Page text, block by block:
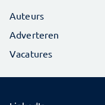
Auteurs
Adverteren
Vacatures